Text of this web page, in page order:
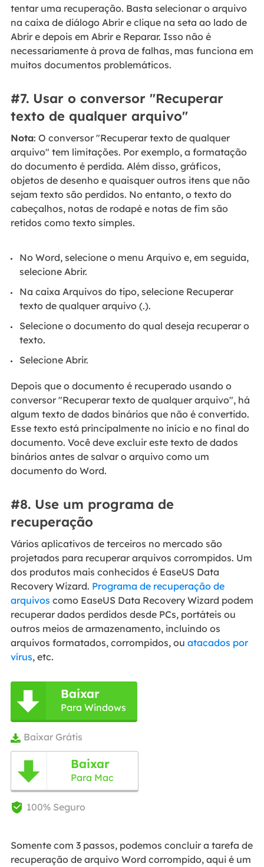
tentar uma recuperação. Basta selecionar o arquivo
na caixa de diálogo Abrir e clique na seta ao lado de
Abrir e depois em Abrir e Reparar. Isso não é
necessariamente à prova de falhas, mas funciona em
muitos documentos problemáticos.
#7. Usar o conversor "Recuperar
texto de qualquer arquivo"
Nota: O conversor "Recuperar texto de qualquer
arquivo" tem limitações. Por exemplo, a formatação
do documento é perdida. Além disso, gráficos,
objetos de desenho e quaisquer outros itens que não
sejam texto são perdidos. No entanto, o texto do
cabeçalhos, notas de rodapé e notas de fim são
retidos como texto simples.
No Word, selecione o menu Arquivo e, em seguida,
selecione Abrir.
Na caixa Arquivos do tipo, selecione Recuperar
texto de qualquer arquivo (.).
Selecione o documento do qual deseja recuperar o
texto.
Selecione Abrir.
Depois que o documento é recuperado usando o
conversor "Recuperar texto de qualquer arquivo", há
algum texto de dados binários que não é convertido.
Esse texto está principalmente no início e no final do
documento. Você deve excluir este texto de dados
binários antes de salvar o arquivo como um
documento do Word.
#8. Use um programa de
recuperação
Vários aplicativos de terceiros no mercado são
projetados para recuperar arquivos corrompidos. Um
dos produtos mais conhecidos é EaseUS Data
Recovery Wizard. Programa de recuperação de
arquivos como EaseUS Data Recovery Wizard podem
recuperar dados perdidos desde PCs, portáteis ou
outros meios de armazenamento, incluindo os
arquivos formatados, corrompidos, ou atacados por
vírus, etc.
 Baixar
Para Windows
 Baixar Grátis
 Baixar
Para Mac
 100% Seguro
Somente com 3 passos, podemos concluir a tarefa de
recuperação de arquivo Word corrompido, aqui é um